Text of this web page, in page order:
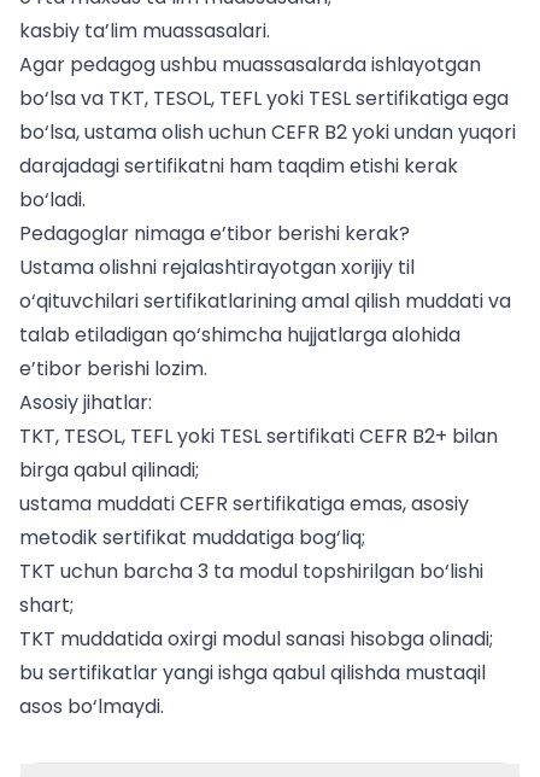
kasbiy ta’lim muassasalari.
Agar pedagog ushbu muassasalarda ishlayotgan
bo‘lsa va TKT, TESOL, TEFL yoki TESL sertifikatiga ega
bo‘lsa, ustama olish uchun CEFR B2 yoki undan yuqori
darajadagi sertifikatni ham taqdim etishi kerak
bo‘ladi.
Pedagoglar nimaga e’tibor berishi kerak?
Ustama olishni rejalashtirayotgan xorijiy til
o‘qituvchilari sertifikatlarining amal qilish muddati va
talab etiladigan qo‘shimcha hujjatlarga alohida
e’tibor berishi lozim.
Asosiy jihatlar:
TKT, TESOL, TEFL yoki TESL sertifikati CEFR B2+ bilan
birga qabul qilinadi;
ustama muddati CEFR sertifikatiga emas, asosiy
metodik sertifikat muddatiga bog‘liq;
TKT uchun barcha 3 ta modul topshirilgan bo‘lishi
shart;
TKT muddatida oxirgi modul sanasi hisobga olinadi;
bu sertifikatlar yangi ishga qabul qilishda mustaqil
asos bo‘lmaydi.